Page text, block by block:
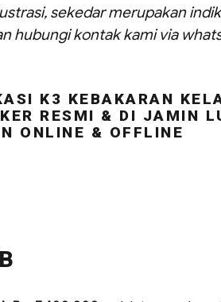
sekedar merupakan
hubungi kontak kami via
K3 KEBAKARAN
RESMI & DI JAMIN
ONLINE & OFFLINE